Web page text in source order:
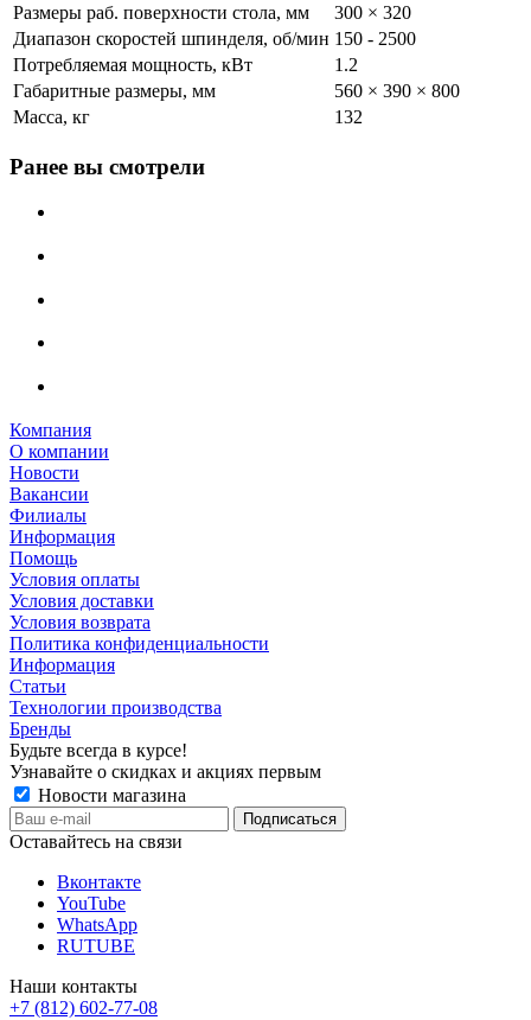
Размеры раб. поверхности стола, мм
300 × 320
Диапазон скоростей шпинделя, об/мин 150 - 2500
Потребляемая мощность, кВт
1.2
Габаритные размеры, мм
560 × 390 × 800
Масса, кг
132
Ранее вы смотрели
Компания
О компании
Новости
Вакансии
Филиалы
Информация
Помощь
Условия оплаты
Условия доставки
Условия возврата
Политика конфиденциальности
Информация
Статьи
Технологии производства
Бренды
Будьте всегда в курсе!
Узнавайте о скидках и акциях первым
Новости магазина
Оставайтесь на связи
Вконтакте
YouTube
WhatsApp
RUTUBE
Наши контакты
+7 (812) 602-77-08